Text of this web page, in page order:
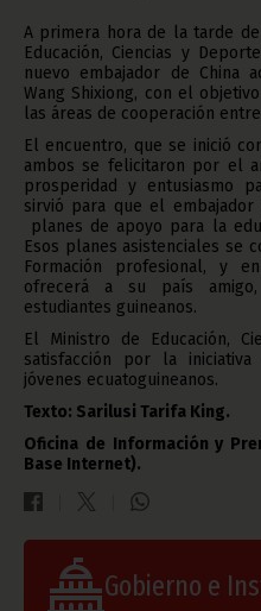
A primera hora de la tarde
Educación, Ciencias y
nuevo embajador de China
Wang Shixiong, con el
las áreas de cooperación
El encuentro, que se inició
ambos se felicitaron por el
prosperidad y entusiasmo
sirvió para que el
planes de apoyo para la
Esos planes asistenciales se
Formación profesional, y
ofrecerá a su país
estudiantes guineanos.
El Ministro de Educación,
satisfacción por la
jóvenes ecuatoguineanos.
Texto: Sarilusi Tarifa King.
Oficina de Información y
Base Internet).
Gobierno e